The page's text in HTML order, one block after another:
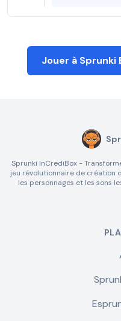
Jouer à Sprunki
Sprunki InCrediBox -
jeu révolutionnaire de création
les personnages et les sons